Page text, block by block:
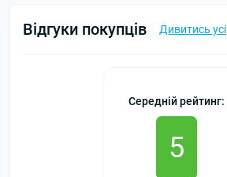
Відгуки покупців Дивитись усі
Середній рейтинг:
5